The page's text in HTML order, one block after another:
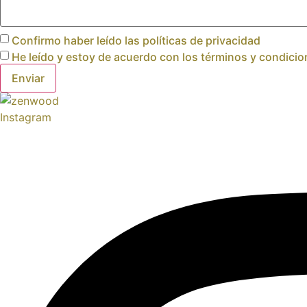
Confirmo haber leído las políticas de privacidad
He leído y estoy de acuerdo con los términos y
Enviar
Instagram